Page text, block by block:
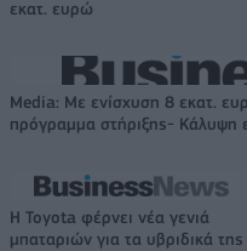
εκατ. ευρώ
Media: Με ενίσχυση 8 εκατ.
πρόγραμμα στήριξης-
Η Toyota φέρνει νέα γενιά
μπαταριών για τα υβριδικά της